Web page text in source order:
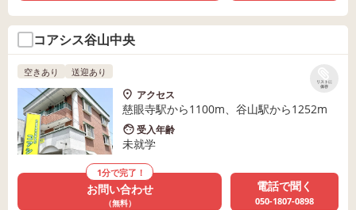
コアシス谷山中央
リストに
保存
空きあり 送迎あり
アクセス
慈眼寺駅から1100m、谷山駅から1252m
受入年齢
未就学
1分で完了！
お問い合わせ
（無料）
電話で聞く
050-1807-0898